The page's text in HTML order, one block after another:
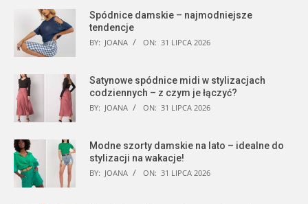
Spódnice damskie – najmodniejsze
tendencje
BY: JOANA ON: 31 LIPCA 2026
Satynowe spódnice midi w stylizacjach
codziennych – z czym je łączyć?
BY: JOANA ON: 31 LIPCA 2026
Modne szorty damskie na lato – idealne do
stylizacji na wakacje!
BY: JOANA ON: 31 LIPCA 2026